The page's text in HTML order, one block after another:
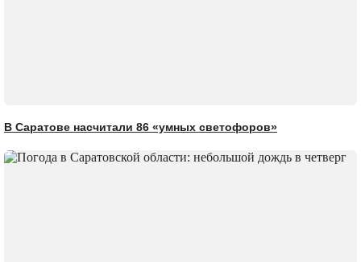
В Саратове насчитали 86 «умных светофоров»